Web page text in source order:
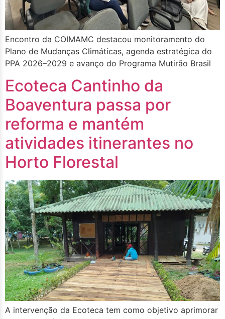
Encontro da COIMAMC destacou monitoramento do
Plano de Mudanças Climáticas, agenda estratégica do
PPA 2026–2029 e avanço do Programa Mutirão Brasil
Ecoteca Cantinho da
Boaventura passa por
reforma e mantém
atividades itinerantes no
Horto Florestal
A intervenção da Ecoteca tem como objetivo aprimorar